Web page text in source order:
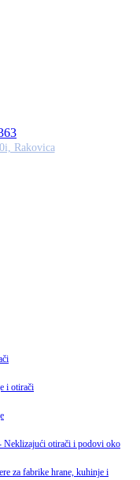
Rakovica
i otirači
Neklizajući otirači i podovi oko
za fabrike hrane, kuhinje i